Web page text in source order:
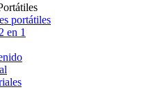
portátiles
en 1